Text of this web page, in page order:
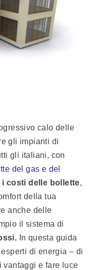
calo delle
gli impianti di
gli italiani, con
del gas e del
i costi delle bollette,
della tua
anche delle
il sistema di
In questa guida
di energia – di
vantaggi e fare luce